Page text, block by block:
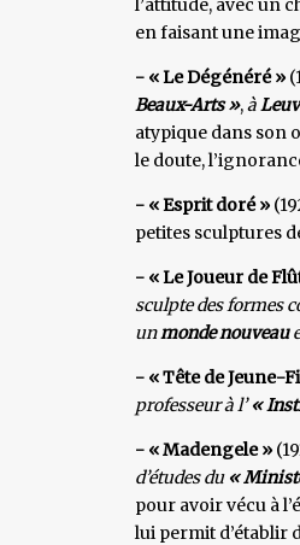
l’attitude, avec un
en faisant une
- « Le Dégénéré »
Beaux-Arts »,à
atypique dans son
le doute,
- « Esprit doré »
petites sculptures
- « Le Joueur de
sculpte des formes
unmonde nouveau
- « Tête de Jeune-
professeur à l’«
- « Madengele »
d’études du «
pour avoir vécu à
lui permit d’établir